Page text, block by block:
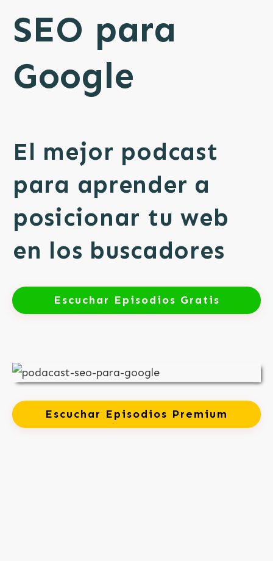
SEO para
Google
El mejor podcast
para aprender a
posicionar tu web
en los buscadores
Escuchar Episodios Gratis
Escuchar Episodios Premium